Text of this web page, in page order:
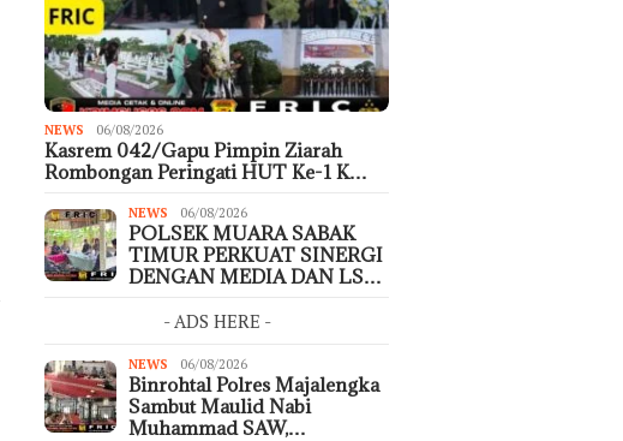
NEWS 06/08/2026
Kasrem 042/Gapu Pimpin Ziarah
Rombongan Peringati HUT Ke-1 K…
NEWS 06/08/2026
POLSEK MUARA SABAK
TIMUR PERKUAT SINERGI
DENGAN MEDIA DAN LS…
- ADS HERE -
NEWS 06/08/2026
Binrohtal Polres Majalengka
Sambut Maulid Nabi
Muhammad SAW,…